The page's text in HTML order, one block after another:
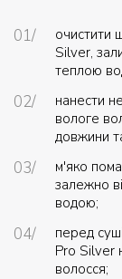
очистити
Silver,
теплою
нанести
вологе
довжини
м'яко
залежно
водою;
перед
Pro Silver
волосся;